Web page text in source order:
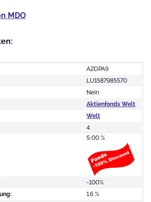
MDO
A2DPA9
LU1587985570
Nein
Aktienfonds Welt
Welt
4
5,00 %
-100%
1.6 %